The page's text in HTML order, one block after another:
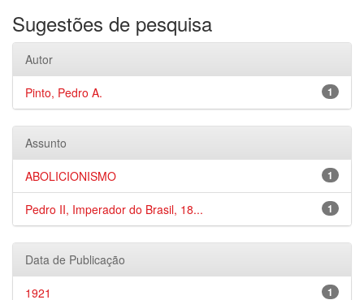
Sugestões de pesquisa
Autor
1
Pinto, Pedro A.
Assunto
1
ABOLICIONISMO
1
Pedro II, Imperador do Brasil, 18...
Data de Publicação
1
1921